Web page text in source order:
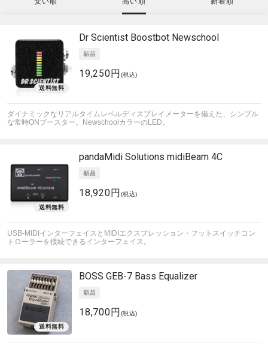
Dr Scientist Boostbot Newschool
19,250円 (税込)
ダイナミックなリアルタイムレベルディスプレイメーターを備えた、シンプル
な常時ONブースター。NewschoolカラーのLED。
pandaMidi Solutions midiBeam 4C
18,920円 (税込)
USB-MIDIインターフェイスとMIDIエクスプレッション・フットスイッチコン
トローラーを接続できるインターフェイス。
BOSS GEB-7 Bass Equalizer
18,700円 (税込)